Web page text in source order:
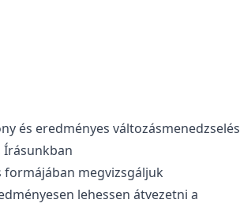
és eredményes változásmenedzselés
formájában megvizsgáljuk
lehessen átvezetni a